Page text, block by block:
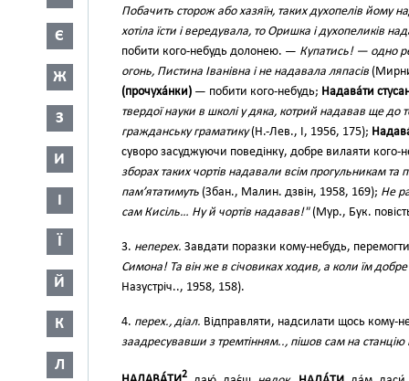
Є
Ж
З
И
І
Ї
Й
К
Л
Побачить сторож або хазяїн, таких духопелів йому
хотіла їсти і вередувала, то Оришка і духопеликів
побити кого-небудь долонею. — Купатись! — одно
огонь, Пистина Іванівна і не надавала ляпасів
(прочуха́нки) — побити кого-небудь; Надава́ти
твердої науки в школі у дяка, котрий надавав ще до
гражданську граматику(Н.-Лев., І, 1956, 175);
суворо засуджуючи поведінку, добре вилаяти кого-
зборах таких чортів надавали всім прогульникам
пам’ятатимуть (Збан., Малин. дзвін, 1958, 169); Не
сам Кисіль… Ну й чортів надавав!"(Мур., Бук.
3. неперех. Завдати поразки кому-небудь,
Симона! Та він же в січовиках ходив, а коли їм
Назустріч.., 1958, 158).
4. перех., діал. Відправляти, надсилати щось кому-
заадресувавши з тремтінням.., пішов сам на станцію
2